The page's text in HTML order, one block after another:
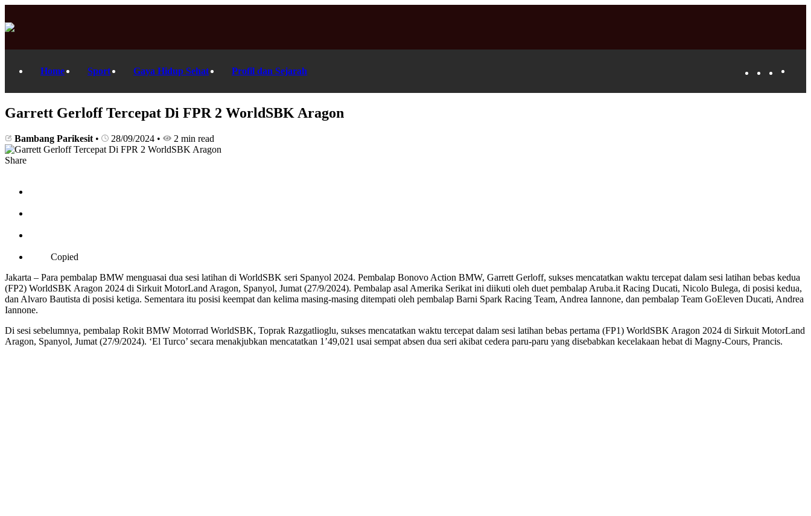
Home Sport Gaya Hidup Sehat Profil dan Sejarah
Garrett Gerloff Tercepat Di FPR 2 WorldSBK Aragon
Bambang Parikesit • 28/09/2024 • 2 min read
Share
Copied
Jakarta – Para pembalap BMW menguasai dua sesi latihan di WorldSBK seri Spanyol 2024. Pembalap Bonovo Action BMW, Garrett Gerloff, sukses mencatatkan waktu tercepat dalam sesi latihan bebas kedua
(FP2) WorldSBK Aragon 2024 di Sirkuit MotorLand Aragon, Spanyol, Jumat (27/9/2024). Pembalap asal Amerika Serikat ini diikuti oleh duet pembalap Aruba.it Racing Ducati, Nicolo Bulega, di posisi kedua,
dan Alvaro Bautista di posisi ketiga. Sementara itu posisi keempat dan kelima masing-masing ditempati oleh pembalap Barni Spark Racing Team, Andrea Iannone, dan pembalap Team GoEleven Ducati, Andrea
Iannone.
Di sesi sebelumnya, pembalap Rokit BMW Motorrad WorldSBK, Toprak Razgatlioglu, sukses mencatatkan waktu tercepat dalam sesi latihan bebas pertama (FP1) WorldSBK Aragon 2024 di Sirkuit MotorLand
Aragon, Spanyol, Jumat (27/9/2024). ‘El Turco’ secara menakjubkan mencatatkan 1’49,021 usai sempat absen dua seri akibat cedera paru-paru yang disebabkan kecelakaan hebat di Magny-Cours, Prancis.